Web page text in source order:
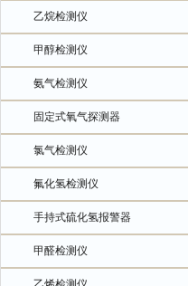
乙烷检测仪
甲醇检测仪
氨气检测仪
固定式氧气探测器
氯气检测仪
氟化氢检测仪
手持式硫化氢报警器
甲醛检测仪